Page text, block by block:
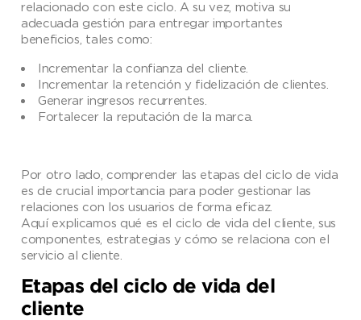
relacionado con este ciclo. A su vez, motiva su
adecuada gestión para entregar importantes
beneficios, tales como:
Incrementar la confianza del cliente.
Incrementar la retención y fidelización de clientes.
Generar ingresos recurrentes.
Fortalecer la reputación de la marca.
Por otro lado, comprender las etapas del ciclo de vida
es de crucial importancia para poder gestionar las
relaciones con los usuarios de forma eficaz.
Aquí explicamos qué es el ciclo de vida del cliente, sus
componentes, estrategias y cómo se relaciona con el
servicio al cliente.
Etapas del ciclo de vida del
cliente